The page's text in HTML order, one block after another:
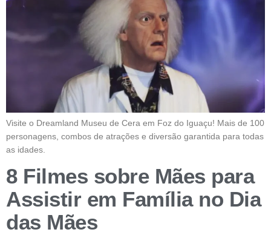
Visite o Dreamland Museu de Cera em Foz do Iguaçu! Mais de 100
personagens, combos de atrações e diversão garantida para todas
as idades.
8 Filmes sobre Mães para
Assistir em Família no Dia
das Mães